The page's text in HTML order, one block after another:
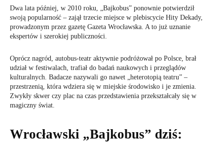
Dwa lata później, w 2010 roku, „Bajkobus” ponownie potwierdził
swoją popularność – zajął trzecie miejsce w plebiscycie Hity Dekady,
prowadzonym przez gazetę Gazeta Wrocławska. A to już uznanie
ekspertów i szerokiej publiczności.
Oprócz nagród, autobus-teatr aktywnie podróżował po Polsce, brał
udział w festiwalach, trafiał do badań naukowych i przeglądów
kulturalnych. Badacze nazywali go nawet „heterotopią teatru” –
przestrzenią, która wdziera się w miejskie środowisko i je zmienia.
Zwykły skwer czy plac na czas przedstawienia przekształcały się w
magiczny świat.
Wrocławski „Bajkobus” dziś: